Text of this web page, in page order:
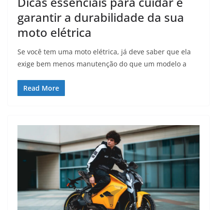
garantir a durabilidade da sua
moto elétrica
Se você tem uma moto elétrica, já deve saber que ela
exige bem menos manutenção do que um modelo a
Read More